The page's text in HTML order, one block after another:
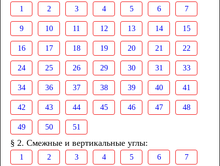
1 2 3 4 5 6 7
9 10 11 12 13 14 15
16 17 18 19 20 21 22
24 25 26 29 30 31 33
34 36 37 38 39 40 41
42 43 44 45 46 47 48
49 50 51
§ 2. Смежные и вертикальные углы:
1 2 3 4 5 6 7